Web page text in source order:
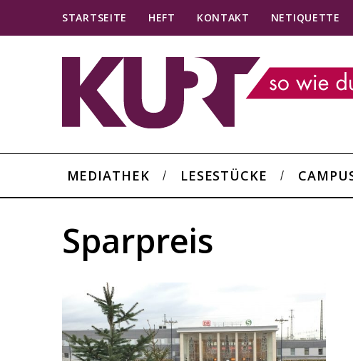
STARTSEITE HEFT KONTAKT NETIQUETTE
MEDIATHEK LESESTÜCKE
Sparpreis
e
a